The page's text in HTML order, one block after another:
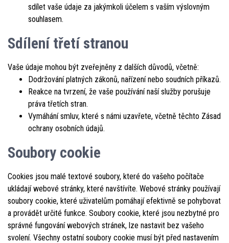
sdílet vaše údaje za jakýmkoli účelem s vaším výslovným
souhlasem.
Sdílení třetí stranou
Vaše údaje mohou být zveřejněny z dalších důvodů, včetně:
Dodržování platných zákonů, nařízení nebo soudních příkazů.
Reakce na tvrzení, že vaše používání naší služby porušuje
práva třetích stran.
Vymáhání smluv, které s námi uzavřete, včetně těchto Zásad
ochrany osobních údajů.
Soubory cookie
Cookies jsou malé textové soubory, které do vašeho počítače
ukládají webové stránky, které navštívíte. Webové stránky používají
soubory cookie, které uživatelům pomáhají efektivně se pohybovat
a provádět určité funkce. Soubory cookie, které jsou nezbytné pro
správné fungování webových stránek, lze nastavit bez vašeho
svolení. Všechny ostatní soubory cookie musí být před nastavením